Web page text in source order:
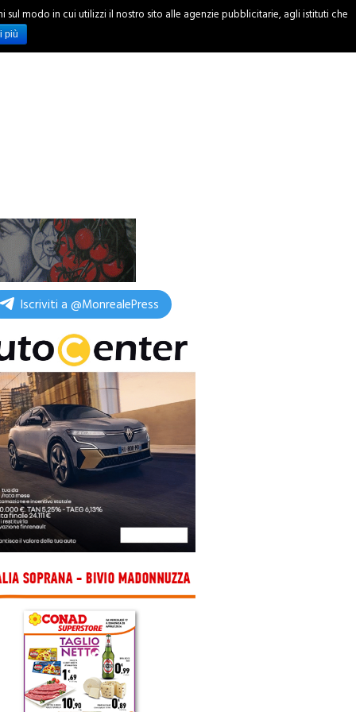
INCHIESTE
Iscriviti a @MonrealePress
modo in cui utilizzi il nostro sito alle agenzie pubblicitarie, agli istituti che
più